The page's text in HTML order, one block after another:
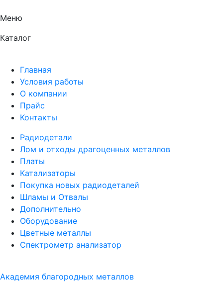
Меню
Каталог
Главная
Условия работы
О компании
Прайс
Контакты
Радиодетали
Лом и отходы драгоценных металлов
Платы
Катализаторы
Покупка новых радиодеталей
Шламы и Отвалы
Дополнительно
Оборудование
Цветные металлы
Спектрометр анализатор
Академия благородных металлов